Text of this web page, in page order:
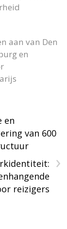
aan van Den
en
en
van 600
›
reizigers